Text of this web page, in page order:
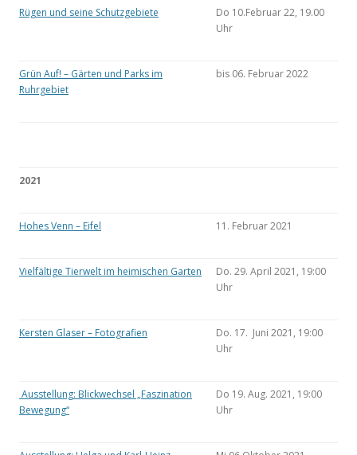
Rügen und seine Schutzgebiete
Do 10.Februar 22, 19.00
Uhr
Grün Auf! – Gärten und Parks im
Ruhrgebiet
bis 06. Februar 2022
2021
Hohes Venn – Eifel 11. Februar 2021
Vielfältige Tierwelt im heimischen Garten
Do. 29. April 2021, 19:00
Uhr
Kersten Glaser – Fotografien
Do. 17. Juni 2021, 19:00
Uhr
Ausstellung: Blickwechsel „Faszination
Bewegung“
Do 19. Aug. 2021, 19:00
Uhr